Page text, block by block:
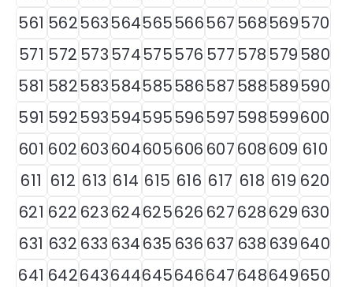
561 562563564565566567568569570
571 572 573574575576 577578579580
581 582583584585586587588589590
591 592593594595596597598599600
601 602 603604605606 607608609 610
611 612 613 614 615 616 617 618 619 620
621 622 623624625626 627628629 630
631 632 633 634635 636 637 638 639640
641 642643644645646647648649650